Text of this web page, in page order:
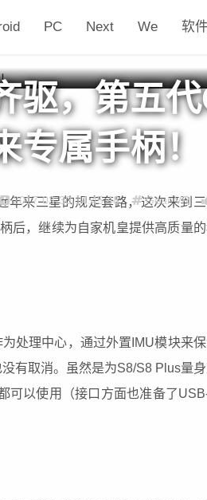
PC Next We 软
驱，第五
专属手柄！
2017-03-30 14:45:48 Gear VR
年来三星的规定套路，这次来到三
后，继续为自家机皇提供高质量
处理中心，通过外置IMU模块来
有取消。虽然是为S8/S8 Plus量
可以使用（接口方面也准备了